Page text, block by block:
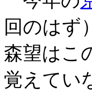
回のはず
森望はこ
覚えてい